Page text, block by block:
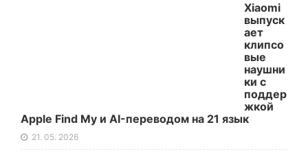
Xiaomi
выпуск
ает
клипсо
вые
наушни
ки с
поддер
жкой
Apple Find My и AI-переводом на 21 язык
21. 05. 2026